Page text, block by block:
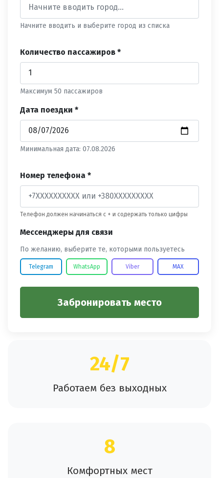
Начните вводить и выберите город из списка
Количество пассажиров *
Максимум 50 пассажиров
Дата поездки *
Минимальная дата: 07.08.2026
Номер телефона *
Телефон должен начинаться с + и содержать только цифры
Мессенджеры для связи
По желанию, выберите те, которыми пользуетесь
Telegram WhatsApp Viber MAX
Забронировать место
24/7
Работаем без выходных
8
Комфортных мест